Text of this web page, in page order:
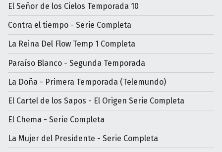
El Señor de los Cielos Temporada 10
Contra el tiempo - Serie Completa
La Reina Del Flow Temp 1 Completa
Paraíso Blanco - Segunda Temporada
La Doña - Primera Temporada (Telemundo)
El Cartel de los Sapos - El Origen Serie Completa
El Chema - Serie Completa
La Mujer del Presidente - Serie Completa